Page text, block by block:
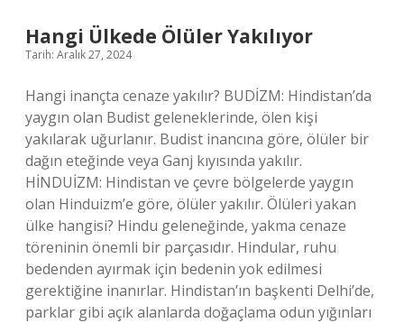
Hangi Ülkede Ölüler Yakılıyor
Tarih: Aralık 27, 2024
Hangi inançta cenaze yakılır? BUDİZM: Hindistan’da
yaygın olan Budist geleneklerinde, ölen kişi
yakılarak uğurlanır. Budist inancına göre, ölüler bir
dağın eteğinde veya Ganj kıyısında yakılır.
HİNDUİZM: Hindistan ve çevre bölgelerde yaygın
olan Hinduizm’e göre, ölüler yakılır. Ölüleri yakan
ülke hangisi? Hindu geleneğinde, yakma cenaze
töreninin önemli bir parçasıdır. Hindular, ruhu
bedenden ayırmak için bedenin yok edilmesi
gerektiğine inanırlar. Hindistan’ın başkenti Delhi’de,
parklar gibi açık alanlarda doğaçlama odun yığınları